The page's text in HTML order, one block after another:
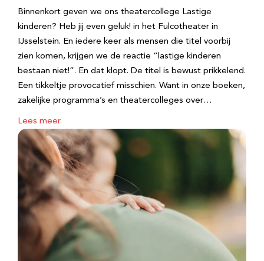
Binnenkort geven we ons theatercollege Lastige
kinderen? Heb jij even geluk! in het Fulcotheater in
IJsselstein. En iedere keer als mensen die titel voorbij
zien komen, krijgen we de reactie “lastige kinderen
bestaan niet!”. En dat klopt. De titel is bewust prikkelend.
Een tikkeltje provocatief misschien. Want in onze boeken,
zakelijke programma’s en theatercolleges over…
Lees meer